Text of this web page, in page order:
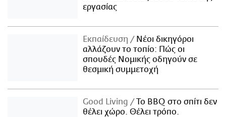
εργασίας
Εκπαίδευση
Νέοι δικηγόροι
αλλάζουν το τοπίο: Πώς οι
σπουδές Νομικής οδηγούν σε
θεσμική συμμετοχή
Good Living
Το BBQ στο σπίτι δεν
θέλει χώρο. Θέλει τρόπο.